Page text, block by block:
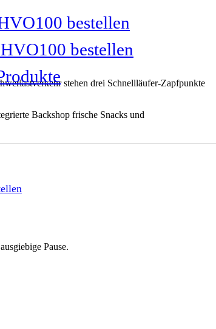
bestellen
stehen drei Schnellläufer-Zapfpunkte
Backshop frische Snacks und
Pause.